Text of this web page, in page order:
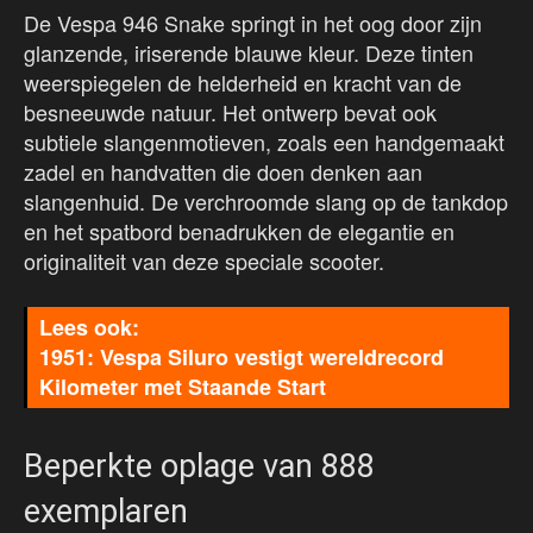
De Vespa 946 Snake springt in het oog door zijn
glanzende, iriserende blauwe kleur. Deze tinten
weerspiegelen de helderheid en kracht van de
besneeuwde natuur. Het ontwerp bevat ook
subtiele slangenmotieven, zoals een handgemaakt
zadel en handvatten die doen denken aan
slangenhuid. De verchroomde slang op de tankdop
en het spatbord benadrukken de elegantie en
originaliteit van deze speciale scooter.
1951: Vespa Siluro vestigt wereldrecord
Kilometer met Staande Start
Beperkte oplage van 888
exemplaren